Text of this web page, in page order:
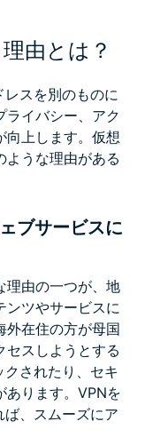
由とは？
スを別のものに
ライバシー、アク
向上します。仮想
ような理由がある
ブサービスに
理由の一つが、地
ンツやサービスに
外在住の方が母国
セスしようとする
されたり、セキ
あります。VPNを
、スムーズにア